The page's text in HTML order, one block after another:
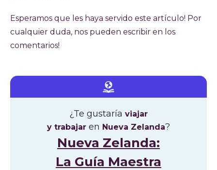
Esperamos que les haya servido este artículo! Por
cualquier duda, nos pueden escribir en los
comentarios!
¿Te gustaría viajar
y trabajar en Nueva Zelanda?
Nueva Zelanda:
La Guía Maestra